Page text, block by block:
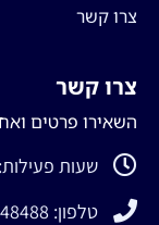
צרו קשר
צרו קשר
השאירו פרטים
שעות פעילות: 19:00 - 09:00
טלפון: 077-6048488